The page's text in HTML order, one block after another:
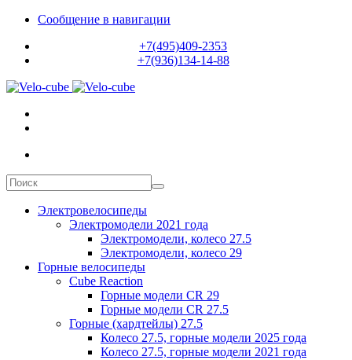
Сообщение в навигации
+7(495)409-2353
+7(936)134-14-88
Электровелосипеды
Электромодели 2021 года
Электромодели, колесо 27.5
Электромодели, колесо 29
Горные велосипеды
Cube Reaction
Горные модели CR 29
Горные модели CR 27.5
Горные (хардтейлы) 27.5
Колесо 27.5, горные модели 2025 года
Колесо 27.5, горные модели 2021 года